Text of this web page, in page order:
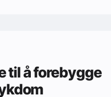
til å forebygge